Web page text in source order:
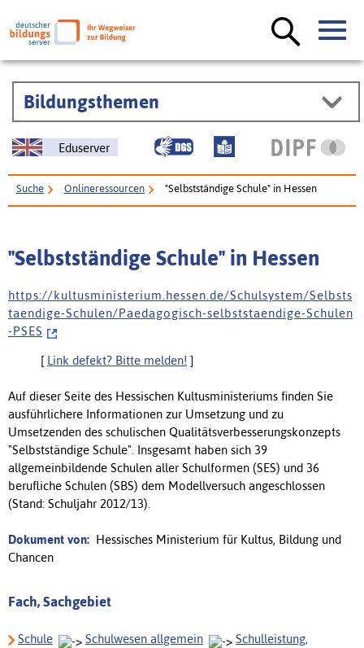
Bildungsthemen
Eduserver
Suche Onlineressourcen "Selbstständige Schule" in Hessen
"Selbstständige Schule" in Hessen
h t t p s : / / k u l t u s m i n i s t e r i u m . h e s s e n . d e / S c h u l s y s t e m / S e l b s t s
t a e n d i g e - S c h u l e n / P a e d a g o g i s c h - s e l b s t s t a e n d i g e - S c h u l e n
- P S E S
[ Link defekt? Bitte melden! ]
Auf dieser Seite des Hessischen Kultusministeriums finden Sie
ausführlichere Informationen zur Umsetzung und zu
Umsetzenden des schulischen Qualitätsverbesserungskonzepts
"Selbstständige Schule". Insgesamt haben sich 39
allgemeinbildende Schulen aller Schulformen (SES) und 36
berufliche Schulen (SBS) dem Modellversuch angeschlossen
(Stand: Schuljahr 2012/13).
Dokument von: Hessisches Ministerium für Kultus, Bildung und
Chancen
Fach, Sachgebiet
Schule Schulwesen allgemein
Schulleistung,